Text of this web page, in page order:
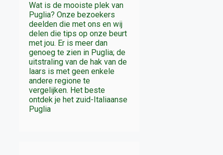
Wat is de mooiste plek van
Puglia? Onze bezoekers
deelden die met ons en wij
delen die tips op onze beurt
met jou. Er is meer dan
genoeg te zien in Puglia; de
uitstraling van de hak van de
laars is met geen enkele
andere regione te
vergelijken. Het beste
ontdek je het zuid-Italiaanse
Puglia